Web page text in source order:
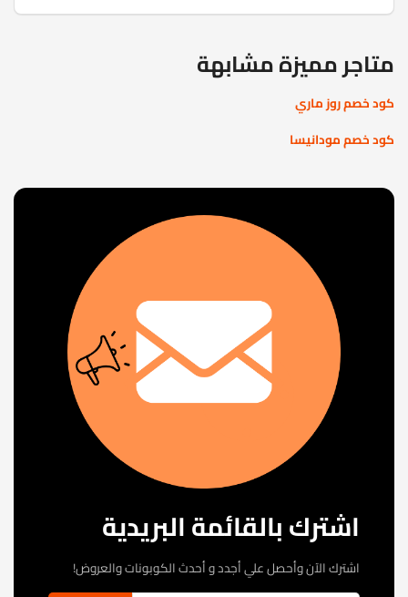
متاجر مميزة مشابهة
كود خصم روز ماري
كود خصم مودانيسا
اشترك بالقائمة البريدية
اشترك الآن وأحصل علي أجدد و أحدث الكوبونات والعروض!